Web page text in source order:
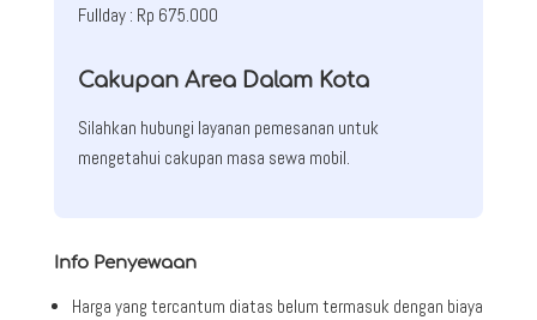
Fullday : Rp 675.000
Cakupan Area Dalam Kota
Silahkan hubungi layanan pemesanan untuk
mengetahui cakupan masa sewa mobil.
Info Penyewaan
Harga yang tercantum diatas belum termasuk dengan biaya